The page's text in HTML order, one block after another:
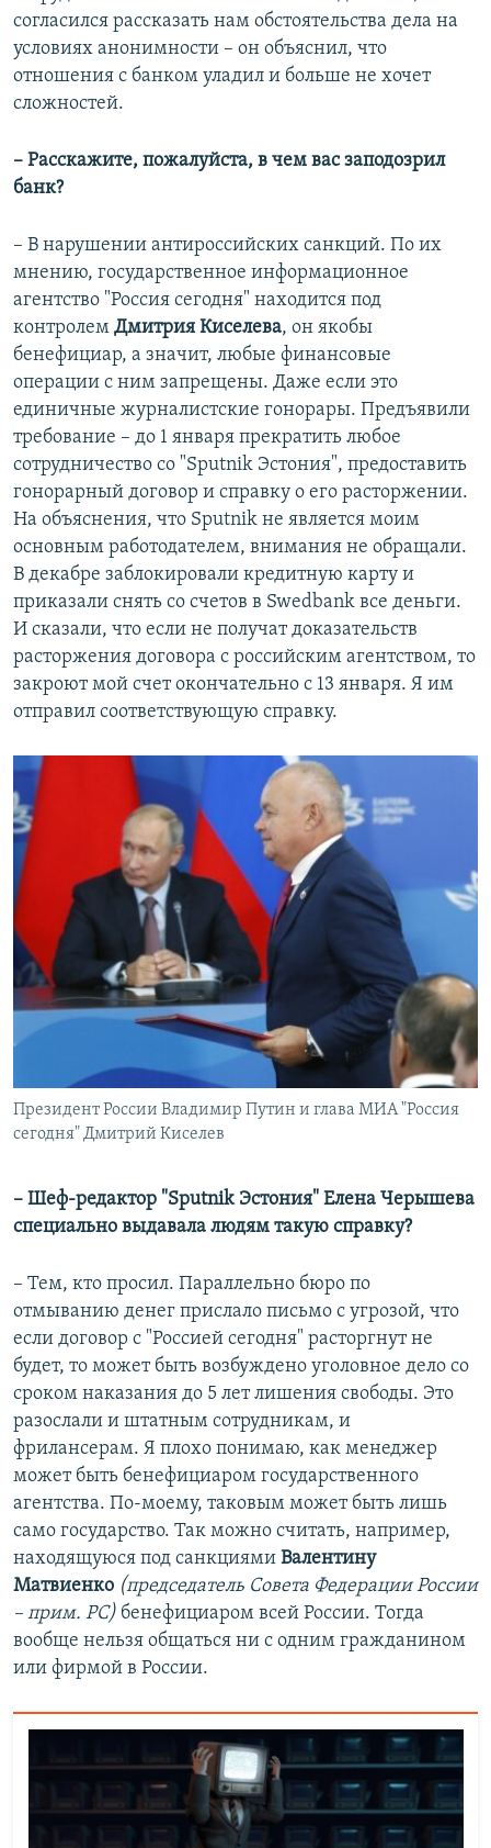
согласился рассказать нам обстоятельства дела на
условиях анонимности – он объяснил, что
отношения с банком уладил и больше не хочет
сложностей.
– Расскажите, пожалуйста, в чем вас заподозрил
банк?
– В нарушении антироссийских санкций. По их
мнению, государственное информационное
агентство "Россия сегодня" находится под
контролем Дмитрия Киселева, он якобы
бенефициар, а значит, любые финансовые
операции с ним запрещены. Даже если это
единичные журналистские гонорары. Предъявили
требование – до 1 января прекратить любое
сотрудничество со "Sputnik Эстония", предоставить
гонорарный договор и справку о его расторжении.
На объяснения, что Sputnik не является моим
основным работодателем, внимания не обращали.
В декабре заблокировали кредитную карту и
приказали снять со счетов в Swedbank все деньги.
И сказали, что если не получат доказательств
расторжения договора с российским агентством, то
закроют мой счет окончательно с 13 января. Я им
отправил соответствующую справку.
Президент России Владимир Путин и глава МИА "Россия
сегодня" Дмитрий Киселев
– Шеф-редактор "Sputnik Эстония" Елена Черышева
специально выдавала людям такую справку?
– Тем, кто просил. Параллельно бюро по
отмыванию денег прислало письмо с угрозой, что
если договор с "Россией сегодня" расторгнут не
будет, то может быть возбуждено уголовное дело со
сроком наказания до 5 лет лишения свободы. Это
разослали и штатным сотрудникам, и
фрилансерам. Я плохо понимаю, как менеджер
может быть бенефициаром государственного
агентства. По-моему, таковым может быть лишь
само государство. Так можно считать, например,
находящуюся под санкциями Валентину
Матвиенко (председатель Совета Федерации России
– прим. РС) бенефициаром всей России. Тогда
вообще нельзя общаться ни с одним гражданином
или фирмой в России.